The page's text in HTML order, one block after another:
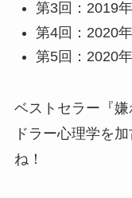
第3回：2019
第4回：2020
第5回：2020
ベストセラー『
ドラー心理学を
ね！